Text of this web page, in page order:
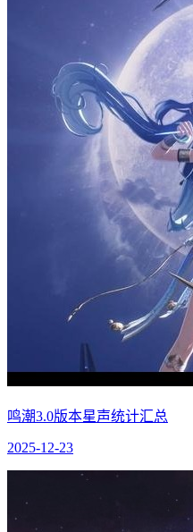
鸣潮3.0版本星声统计汇总
2025-12-23